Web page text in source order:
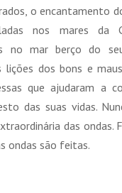
o encantamento
nos mares da
no mar berço do
lições dos bons e
que ajudaram a
das suas vidas.
das ondas.
ondas são feitas.